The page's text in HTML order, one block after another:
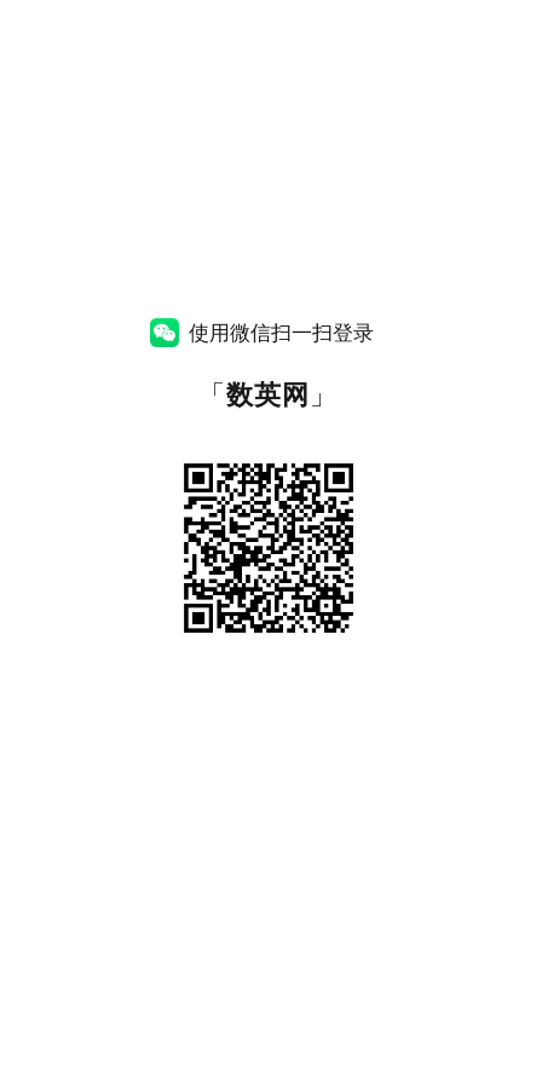
使用微信扫一扫登录
「数英网 」